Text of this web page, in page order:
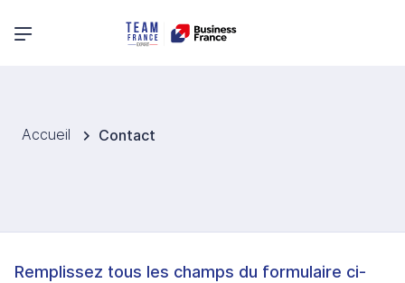
Menu principal
Accueil Contact
Remplissez tous les champs du formulaire ci-